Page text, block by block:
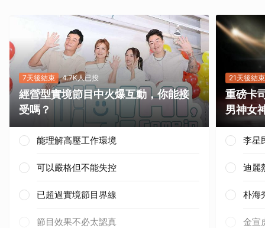
7天後結束 4.7K人已投
經營型實境節目中火爆互動，你能接
受嗎？
能理解高壓工作環境
可以嚴格但不能失控
已超過實境節目界線
節目效果不必太認真
21天後結束
重磅卡
男神女
李星
迪麗
朴海
金宣